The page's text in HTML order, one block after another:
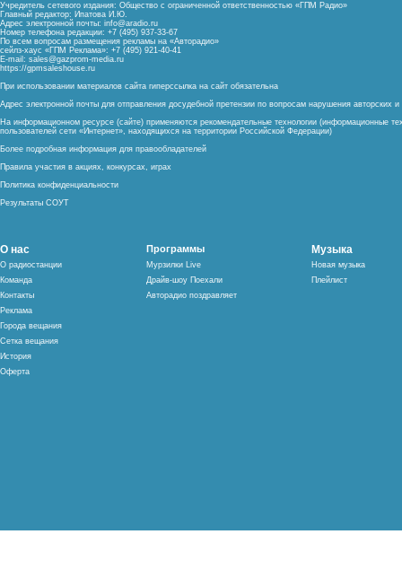
Учредитель сетевого издания: Общество с ограниченной ответственностью «ГПМ Радио»
Главный редактор: Ипатова И.Ю.
Адрес электронной почты: info@aradio.ru
Номер телефона редакции: +7 (495) 937-33-67
По всем вопросам размещения рекламы на «Авторадио»
сейлз-хаус «ГПМ Реклама»: +7 (495) 921-40-41
E-mail: sales@gazprom-media.ru
https://gpmsaleshouse.ru
При использовании материалов сайта гиперссылка на сайт обязательна
Адрес электронной почты для отправления досудебной претензии по вопросам нарушения авторских
На информационном ресурсе (сайте) применяются рекомендательные технологии (информационные
пользователей сети «Интернет», находящихся на территории Российской Федерации)
Более подробная информация для правообладателей
Правила участия в акциях, конкурсах, играх
Политика конфиденциальности
Результаты СОУТ
О нас
О радиостанции
Команда
Контакты
Реклама
Города вещания
Сетка вещания
История
Оферта
Программы
Мурзилки Live
Драйв-шоу Поехали
Авторадио поздравляет
Музыка
Новая музыка
Плейлист